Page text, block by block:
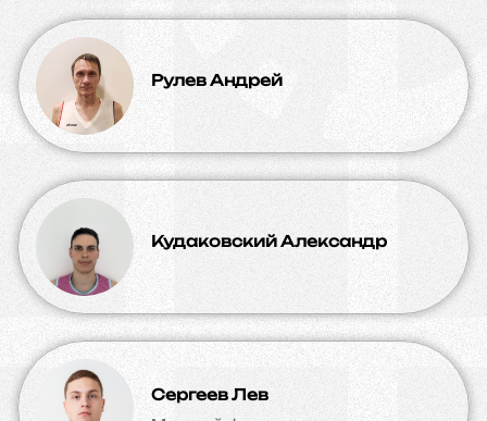
Рулев Андрей
Кудаковский Александр
Сергеев Лев